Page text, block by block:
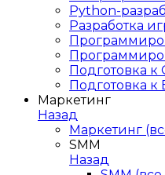
Python-
Разработка
Подготовка к
Подготовка к
Маркетинг
Назад
Маркетинг
SMM
Назад